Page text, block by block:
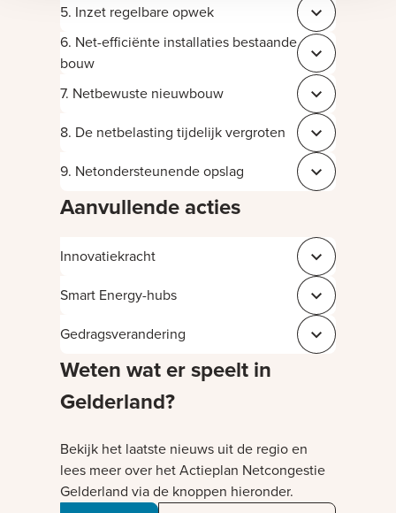
5. Inzet regelbare opwek Sluit 20f9db08-
6. Net-efficiënte installaties bestaande
bouw
Sluit
7. Netbewuste nieuwbouw Sluit
8. De netbelasting tijdelijk vergroten Sluit
9. Netondersteunende opslag Sluit
Aanvullende acties
Innovatiekracht Sluit
Smart Energy-hubs Sluit
Gedragsverandering Sluit 555ea9f3-
Weten wat er speelt in
Gelderland?
Bekijk het laatste nieuws uit de regio en
lees meer over het Actieplan Netcongestie
Gelderland via de knoppen hieronder.